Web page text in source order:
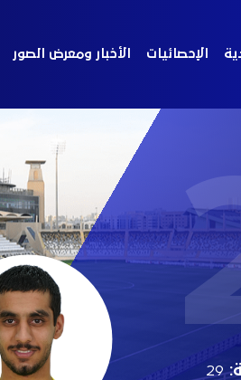
الإحصائيات الأخبار ومعرض الصور
29